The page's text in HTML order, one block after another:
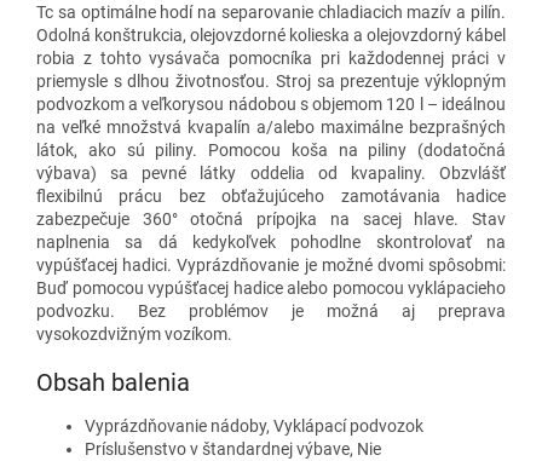
Tc sa optimálne hodí na separovanie chladiacich mazív a pilín.
Odolná konštrukcia, olejovzdorné kolieska a olejovzdorný kábel
robia z tohto vysávača pomocníka pri každodennej práci v
priemysle s dlhou životnosťou. Stroj sa prezentuje výklopným
podvozkom a veľkorysou nádobou s objemom 120 l – ideálnou
na veľké množstvá kvapalín a/alebo maximálne bezprašných
látok, ako sú piliny. Pomocou koša na piliny (dodatočná
výbava) sa pevné látky oddelia od kvapaliny. Obzvlášť
flexibilnú prácu bez obťažujúceho zamotávania hadice
zabezpečuje 360° otočná prípojka na sacej hlave. Stav
naplnenia sa dá kedykoľvek pohodlne skontrolovať na
vypúšťacej hadici. Vyprázdňovanie je možné dvomi spôsobmi:
Buď pomocou vypúšťacej hadice alebo pomocou vyklápacieho
podvozku. Bez problémov je možná aj preprava
vysokozdvižným vozíkom.
Obsah balenia
Vyprázdňovanie nádoby, Vyklápací podvozok
Príslušenstvo v štandardnej výbave, Nie